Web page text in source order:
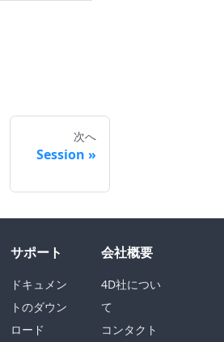
次へ
Session
サポート
ドキュメン
トのダウン
ロード
会社概要
4D社につい
て
コンタクト